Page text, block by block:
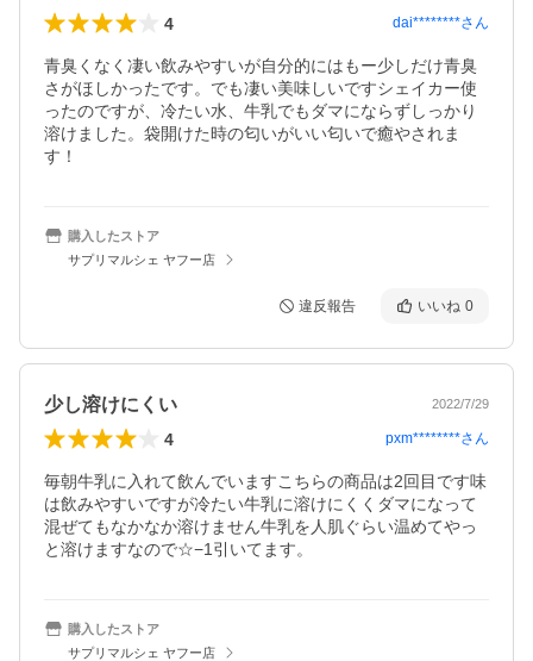
4 dai********さん
青臭くなく凄い飲みやすいが自分的にはもー少しだけ青臭
さがほしかったです。でも凄い美味しいですシェイカー使
ったのですが、冷たい水、牛乳でもダマにならずしっかり
溶けました。袋開けた時の匂いがいい匂いで癒やされま
す！
購入したストア
サプリマルシェ ヤフー店
違反報告 いいね 0
少し溶けにくい 2022/7/29
4 pxm********さん
毎朝牛乳に入れて飲んでいますこちらの商品は2回目です味
は飲みやすいですが冷たい牛乳に溶けにくくダマになって
混ぜてもなかなか溶けません牛乳を人肌ぐらい温めてやっ
と溶けますなので☆−1引いてます。
購入したストア
サプリマルシェ ヤフー店